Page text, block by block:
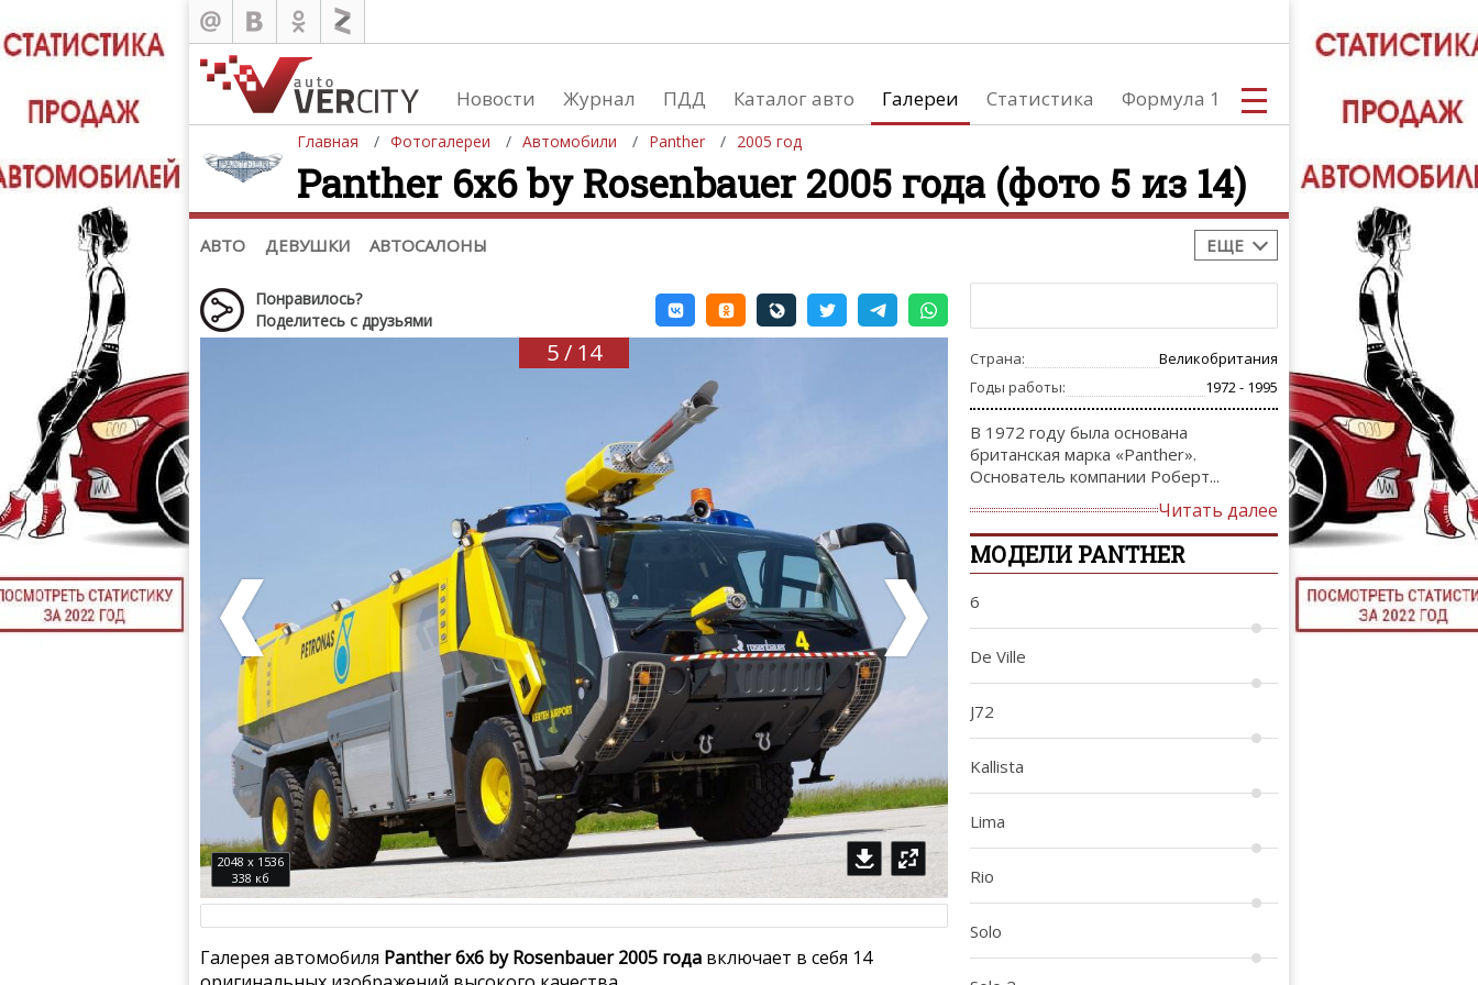
Новости Журнал ПДД Каталог авто Галереи Статистика Формула 1
ТЮНИНГ
ТЮНИНГ
Главная Фотогалереи Автомобили Panther 2005 год
Panther 6x6 by Rosenbauer 2005 года (фото 5 из 14)
АВТО ДЕВУШКИ АВТОСАЛОНЫ ЕЩЕ
Автомобили
Последние добавления
Список марок
(+1102)
Девушки
Девушки и автомобили
Девушки и мото
Автосалоны
Список мировых автосалонов
Понравилось?
Поделитесь с друзьями
5 / 14
2048 x 1536
338 кб
Галерея автомобиля Panther 6x6 by Rosenbauer 2005 года включает в себя 14
Страна:
Великобритания
Годы работы:
1972 - 1995
В 1972 году была основана
британская марка «Panther».
Основатель компании Роберт...
Читать далее
МОДЕЛИ PANTHER
6
De Ville
J72
Kallista
Lima
Rio
Solo